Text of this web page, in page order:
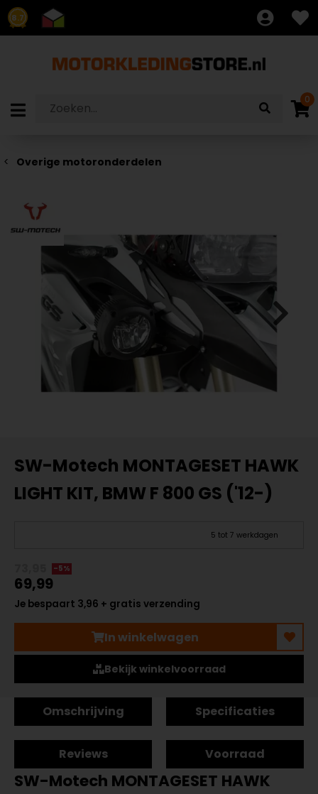
8.7
0
Overige motoronderdelen
SW-Motech MONTAGESET HAWK
LIGHT KIT, BMW F 800 GS ('12-)
5 tot 7 werkdagen
-5%
69,99
Je bespaart 3,96 + gratis verzending
In winkelwagen
Bekijk winkelvoorraad
Omschrijving Specificaties
Reviews Voorraad
SW-Motech MONTAGESET HAWK